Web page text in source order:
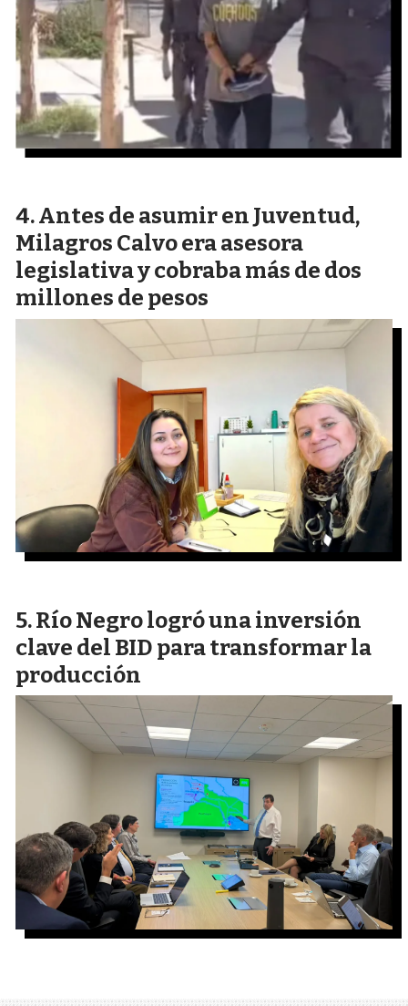
Antes de asumir en Juventud,
Milagros Calvo era asesora
legislativa y cobraba más de dos
millones de pesos
Río Negro logró una inversión
clave del BID para transformar la
producción